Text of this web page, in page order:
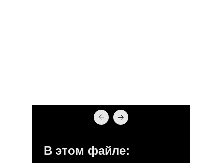
В этом файле: